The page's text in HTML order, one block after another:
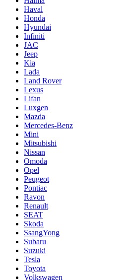
Haval
Honda
Hyundai
Infiniti
JAC
Jeep
Kia
Lada
Land Rover
Lexus
Lifan
Luxgen
Mazda
Mercedes-Benz
Mini
Mitsubishi
Nissan
Omoda
Opel
Peugeot
Pontiac
Ravon
Renault
SEAT
Skoda
SsangYong
Subaru
Suzuki
Tesla
Toyota
Volkswagen